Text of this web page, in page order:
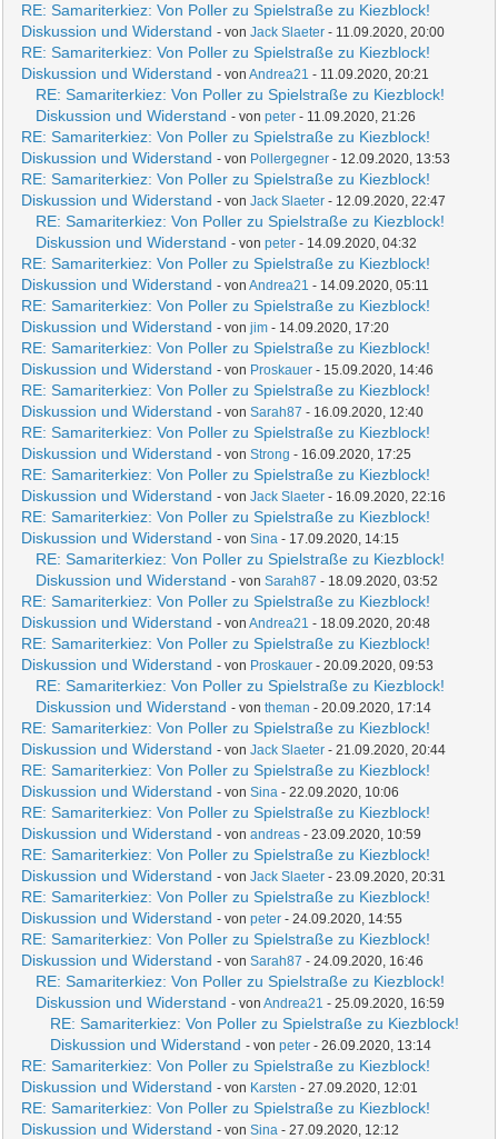
RE: Samariterkiez: Von Poller zu Spielstraße zu Kiezblock!
Diskussion und Widerstand - vonJack Slaeter - 11.09.2020, 20:00
RE: Samariterkiez: Von Poller zu Spielstraße zu Kiezblock!
Diskussion und Widerstand - vonAndrea21 - 11.09.2020, 20:21
RE: Samariterkiez: Von Poller zu Spielstraße zu Kiezblock!
Diskussion und Widerstand - vonpeter - 11.09.2020, 21:26
RE: Samariterkiez: Von Poller zu Spielstraße zu Kiezblock!
Diskussion und Widerstand - von Pollergegner - 12.09.2020, 13:53
RE: Samariterkiez: Von Poller zu Spielstraße zu Kiezblock!
Diskussion und Widerstand - vonJack Slaeter - 12.09.2020, 22:47
RE: Samariterkiez: Von Poller zu Spielstraße zu Kiezblock!
Diskussion und Widerstand - vonpeter - 14.09.2020, 04:32
RE: Samariterkiez: Von Poller zu Spielstraße zu Kiezblock!
Diskussion und Widerstand - vonAndrea21 - 14.09.2020, 05:11
RE: Samariterkiez: Von Poller zu Spielstraße zu Kiezblock!
Diskussion und Widerstand - vonjim - 14.09.2020, 17:20
RE: Samariterkiez: Von Poller zu Spielstraße zu Kiezblock!
Diskussion und Widerstand - von Proskauer - 15.09.2020, 14:46
RE: Samariterkiez: Von Poller zu Spielstraße zu Kiezblock!
Diskussion und Widerstand - vonSarah87 - 16.09.2020, 12:40
RE: Samariterkiez: Von Poller zu Spielstraße zu Kiezblock!
Diskussion und Widerstand - vonStrong - 16.09.2020, 17:25
RE: Samariterkiez: Von Poller zu Spielstraße zu Kiezblock!
Diskussion und Widerstand - vonJack Slaeter - 16.09.2020, 22:16
RE: Samariterkiez: Von Poller zu Spielstraße zu Kiezblock!
Diskussion und Widerstand - vonSina - 17.09.2020, 14:15
RE: Samariterkiez: Von Poller zu Spielstraße zu Kiezblock!
Diskussion und Widerstand - vonSarah87 - 18.09.2020, 03:52
RE: Samariterkiez: Von Poller zu Spielstraße zu Kiezblock!
Diskussion und Widerstand - vonAndrea21 - 18.09.2020, 20:48
RE: Samariterkiez: Von Poller zu Spielstraße zu Kiezblock!
Diskussion und Widerstand - von Proskauer - 20.09.2020, 09:53
RE: Samariterkiez: Von Poller zu Spielstraße zu Kiezblock!
Diskussion und Widerstand - vontheman - 20.09.2020, 17:14
RE: Samariterkiez: Von Poller zu Spielstraße zu Kiezblock!
Diskussion und Widerstand - vonJack Slaeter - 21.09.2020, 20:44
RE: Samariterkiez: Von Poller zu Spielstraße zu Kiezblock!
Diskussion und Widerstand - vonSina - 22.09.2020, 10:06
RE: Samariterkiez: Von Poller zu Spielstraße zu Kiezblock!
Diskussion und Widerstand - vonandreas - 23.09.2020, 10:59
RE: Samariterkiez: Von Poller zu Spielstraße zu Kiezblock!
Diskussion und Widerstand - vonJack Slaeter - 23.09.2020, 20:31
RE: Samariterkiez: Von Poller zu Spielstraße zu Kiezblock!
Diskussion und Widerstand - vonpeter - 24.09.2020, 14:55
RE: Samariterkiez: Von Poller zu Spielstraße zu Kiezblock!
Diskussion und Widerstand - vonSarah87 - 24.09.2020, 16:46
RE: Samariterkiez: Von Poller zu Spielstraße zu Kiezblock!
Diskussion und Widerstand - vonAndrea21 - 25.09.2020, 16:59
RE: Samariterkiez: Von Poller zu Spielstraße zu Kiezblock!
Diskussion und Widerstand - vonpeter - 26.09.2020, 13:14
RE: Samariterkiez: Von Poller zu Spielstraße zu Kiezblock!
Diskussion und Widerstand - von Karsten - 27.09.2020, 12:01
RE: Samariterkiez: Von Poller zu Spielstraße zu Kiezblock!
Diskussion und Widerstand - vonSina - 27.09.2020, 12:12